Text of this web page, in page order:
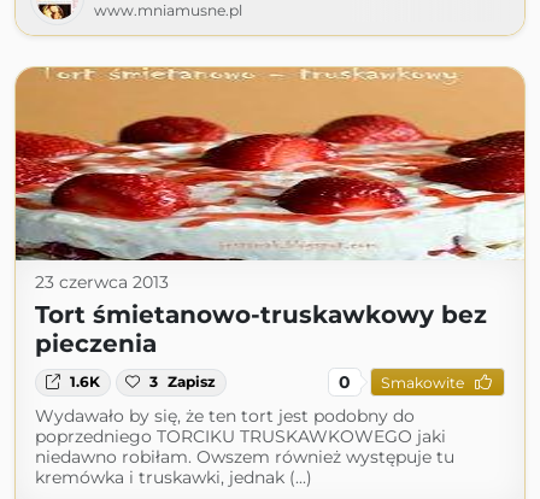
www.mniamusne.pl
23 czerwca 2013
Tort śmietanowo-truskawkowy bez
pieczenia
1.6K 3 Zapisz 0 Smakowite
Wydawało by się, że ten tort jest podobny do
poprzedniego TORCIKU TRUSKAWKOWEGO jaki
niedawno robiłam. Owszem również występuje tu
kremówka i truskawki, jednak (...)